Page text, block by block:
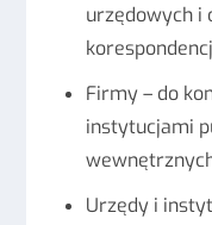
urzędowych i
Firmy – do
instytucjami
Urzędy i